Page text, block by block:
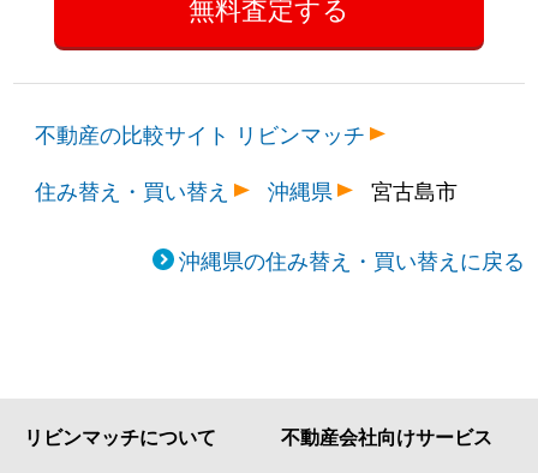
不動産の比較サイト リビンマッチ
住み替え・買い替え
沖縄県 宮古島市
沖縄県の住み替え・買い替えに戻る
リビンマッチについて 不動産会社向けサービス